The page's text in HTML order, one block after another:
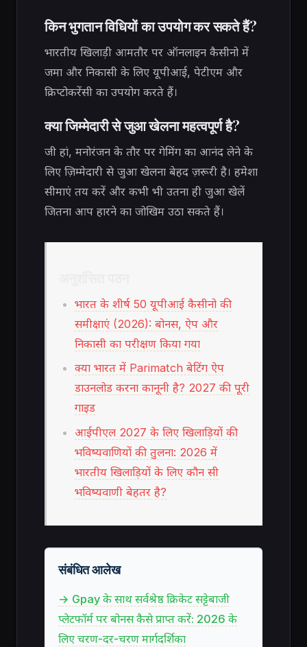
किन भुगतान विधियों का उपयोग कर सकते हैं?
भारतीय खिलाड़ी आमतौर पर ऑनलाइन कैसीनो में
जमा और निकासी के लिए यूपीआई, पेटीएम और
क्रिप्टोकरेंसी का उपयोग करते हैं।
क्या जिम्मेदारी से जुआ खेलना महत्वपूर्ण है?
जी हां, मनोरंजन के तौर पर गेमिंग का आनंद लेने के
लिए ज़िम्मेदारी से जुआ खेलना बेहद ज़रूरी है। हमेशा
सीमाएं तय करें और कभी भी उतना ही जुआ खेलें
जितना आप हारने का जोखिम उठा सकते हैं।
भारत के शीर्ष 50 यूपीआई कैसीनो की
समीक्षाएं (2026): बोनस, ऐप और
निकासी का परीक्षण किया गया
क्या भारत में Parimatch बेटिंग ऐप
डाउनलोड करना कानूनी है? 2027 की पूरी
गाइड
आईपीएल 2027 के लिए खिलाड़ियों की
भविष्यवाणियों की तुलना: 2026 में
भारतीय खिलाड़ियों के लिए कौन सी
भविष्यवाणी बेहतर है?
संबंधित आलेख
→ Gpay के साथ सर्वश्रेष्ठ क्रिकेट सट्टेबाजी
प्लेटफॉर्म पर बोनस कैसे प्राप्त करें: 2026 के
लिए चरण-दर-चरण मार्गदर्शिका